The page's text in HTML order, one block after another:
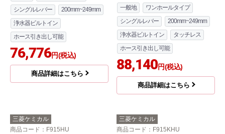
シングルレバー
200mm~249mm
浄水器ビルトイン
ホース引き出し可能
76,776円(税込)
商品詳細はこちら
一般地
ワンホールタイプ
シングルレバー
200mm~249mm
浄水器ビルトイン
タッチレス
ホース引き出し可能
88,140円(税込)
商品詳細はこちら
三菱ケミカル
商品コード ：F915HU
三菱ケミカル
商品コード ：F915KHU